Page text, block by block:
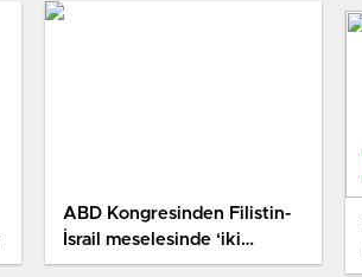
ABD Kongresinden Filistin-
İsrail meselesinde ‘iki
devletli çözüme’ destek